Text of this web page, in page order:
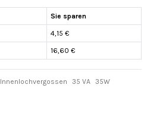
Sie sparen
4,15 €
16,60 €
Innenlochvergossen 35 VA 35W